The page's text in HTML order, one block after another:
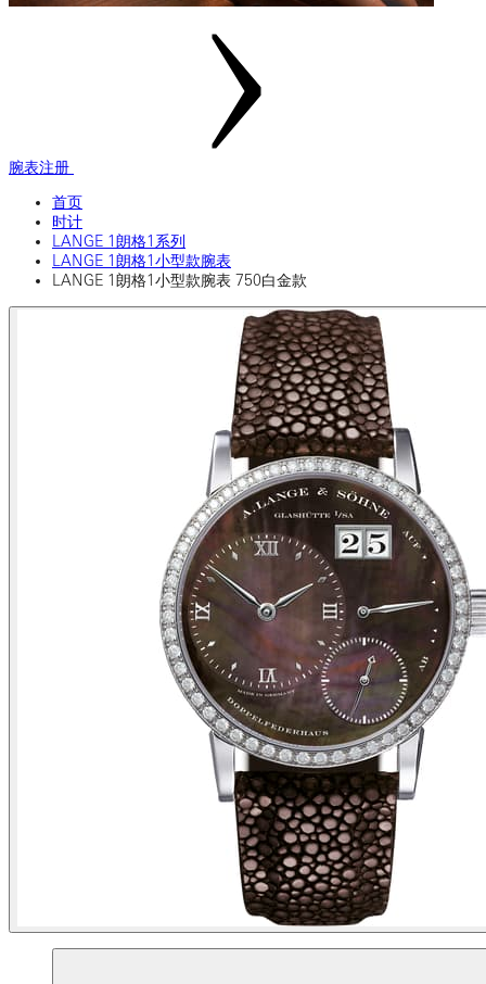
腕表注册
首页
时计
LANGE 1朗格1系列
LANGE 1朗格1小型款腕表
LANGE 1朗格1小型款腕表 750白金款